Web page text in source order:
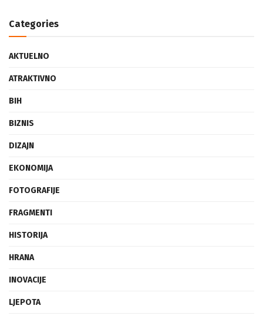
Categories
AKTUELNO
ATRAKTIVNO
BIH
BIZNIS
DIZAJN
EKONOMIJA
FOTOGRAFIJE
FRAGMENTI
HISTORIJA
HRANA
INOVACIJE
LJEPOTA